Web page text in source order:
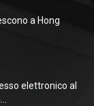
a Hong
elettronico al